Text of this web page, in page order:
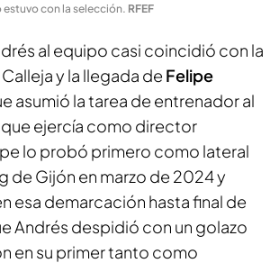
estuvo con la selección. RFEF
al equipo casi coincidió con la
y la llegada de Felipe
asumió la tarea de entrenador al
ejercía como director
lo probó primero como lateral
de Gijón en marzo de 2024 y
esa demarcación hasta final de
Andrés despidió con un golazo
en su primer tanto como